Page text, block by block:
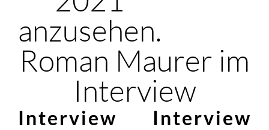
anzusehen.
Roman Maurer im
Interview
Interview
Interview